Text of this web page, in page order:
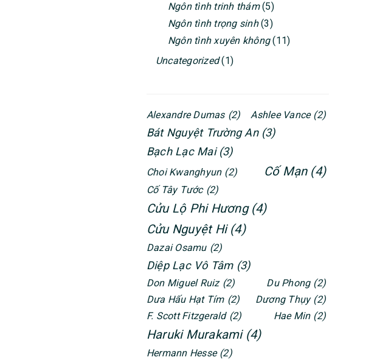
Ngôn tình trinh thám(5)
Ngôn tình trọng sinh(3)
Ngôn tình xuyên không(11)
Uncategorized(1)
Alexandre Dumas (2) Ashlee Vance (2)
Bát Nguyệt Trường An (3)
Bạch Lạc Mai (3)
Choi Kwanghyun (2) Cố Mạn (4)
Cố Tây Tước (2)
Cửu Lộ Phi Hương (4)
Cửu Nguyệt Hi (4)
Dazai Osamu (2)
Diệp Lạc Vô Tâm (3)
Don Miguel Ruiz (2) Du Phong (2)
Dưa Hấu Hạt Tím (2) Dương Thụy (2)
F. Scott Fitzgerald (2) Hae Min (2)
Haruki Murakami (4)
Hermann Hesse (2)